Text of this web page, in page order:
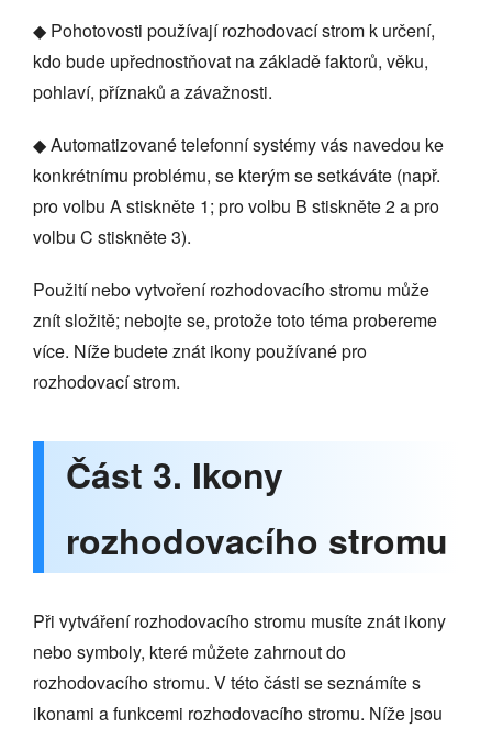
◆ Pohotovosti používají rozhodovací strom k určení,
kdo bude upřednostňovat na základě faktorů, věku,
pohlaví, příznaků a závažnosti.
◆ Automatizované telefonní systémy vás navedou ke
konkrétnímu problému, se kterým se setkáváte (např.
pro volbu A stiskněte 1; pro volbu B stiskněte 2 a pro
volbu C stiskněte 3).
Použití nebo vytvoření rozhodovacího stromu může
znít složitě; nebojte se, protože toto téma probereme
více. Níže budete znát ikony používané pro
rozhodovací strom.
Část 3. Ikony
rozhodovacího stromu
Při vytváření rozhodovacího stromu musíte znát ikony
nebo symboly, které můžete zahrnout do
rozhodovacího stromu. V této části se seznámíte s
ikonami a funkcemi rozhodovacího stromu. Níže jsou